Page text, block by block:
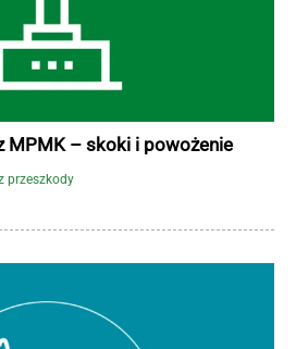
przeszkody
MPMK – skoki i powożenie